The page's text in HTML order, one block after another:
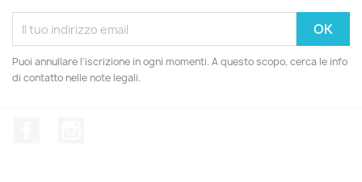
Puoi annullare l'iscrizione in ogni momenti. A questo scopo, cerca le info
di contatto nelle note legali.